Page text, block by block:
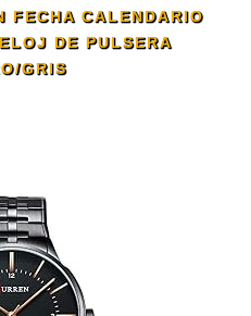
FECHA CALENDARIO
DE PULSERA
GRIS